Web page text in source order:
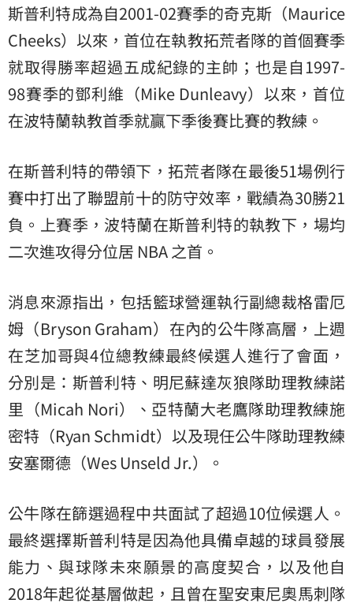
斯普利特成為自2001-02賽季的奇克斯（Maurice
Cheeks）以來，首位在執教拓荒者隊的首個賽季
就取得勝率超過五成紀錄的主帥；也是自1997-
98賽季的鄧利維（Mike Dunleavy）以來，首位
在波特蘭執教首季就贏下季後賽比賽的教練。
在斯普利特的帶領下，拓荒者隊在最後51場例行
賽中打出了聯盟前十的防守效率，戰績為30勝21
負。上賽季，波特蘭在斯普利特的執教下，場均
二次進攻得分位居 NBA 之首。
消息來源指出，包括籃球營運執行副總裁格雷厄
姆（Bryson Graham）在內的公牛隊高層，上週
在芝加哥與4位總教練最終候選人進行了會面，
分別是：斯普利特、明尼蘇達灰狼隊助理教練諾
里（Micah Nori）、亞特蘭大老鷹隊助理教練施
密特 （Ryan Schmidt）以及現任公牛隊助理教練
安塞爾德（Wes Unseld Jr.）。
公牛隊在篩選過程中共面試了超過10位候選人。
最終選擇斯普利特是因為他具備卓越的球員發展
能力、與球隊未來願景的高度契合，以及他自
2018年起從基層做起，且曾在聖安東尼奧馬刺隊